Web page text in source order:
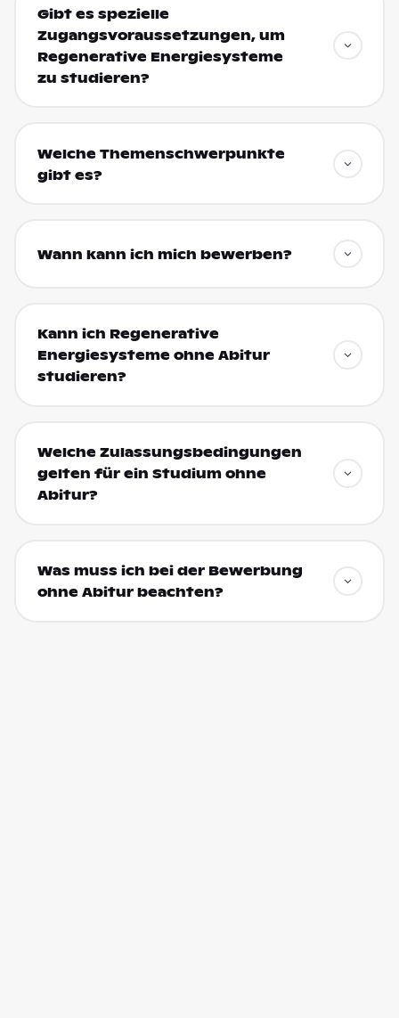
Gibt es spezielle
Zugangsvoraussetzungen, um
Regenerative Energiesysteme
zu studieren?
Welche Themenschwerpunkte
gibt es?
Wann kann ich mich bewerben?
Kann ich Regenerative
Energiesysteme ohne Abitur
studieren?
Welche Zulassungsbedingungen
gelten für ein Studium ohne
Abitur?
Was muss ich bei der Bewerbung
ohne Abitur beachten?